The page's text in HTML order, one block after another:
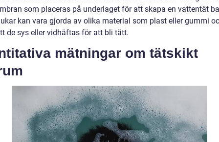
som placeras på underlaget för att skapa en vattentät
kan vara gjorda av olika material som plast eller gummi
de sys eller vidhäftas för att bli tätt.
mätningar om tätskikt